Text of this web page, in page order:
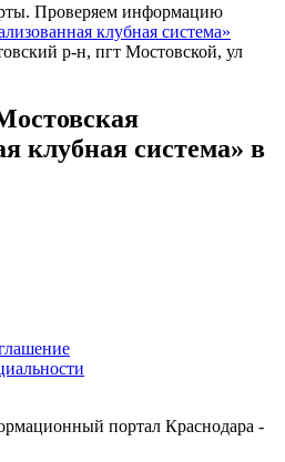
Проверяем информацию
клубная система»
р-н, пгт Мостовской, ул
клубная система» в
портал Краснодара -